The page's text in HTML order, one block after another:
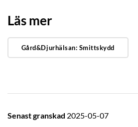
Läs mer
Gård&Djurhälsan: Smittskydd
Senast granskad 2025-05-07